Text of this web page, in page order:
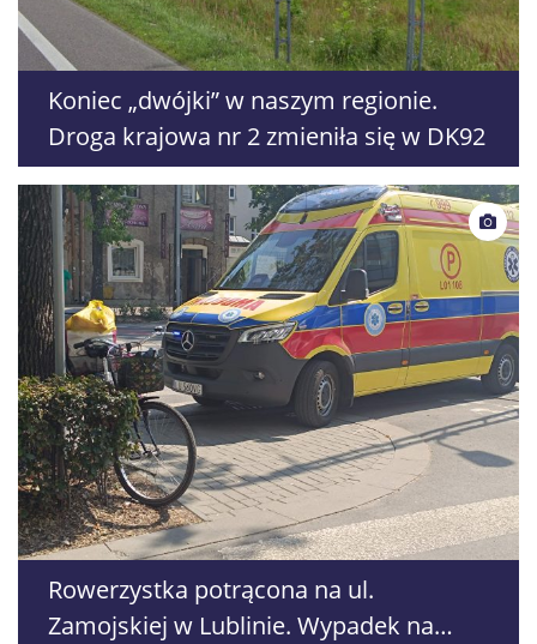
Koniec „dwójki” w naszym regionie.
Droga krajowa nr 2 zmieniła się w DK92
Rowerzystka potrącona na ul.
Zamojskiej w Lublinie. Wypadek na